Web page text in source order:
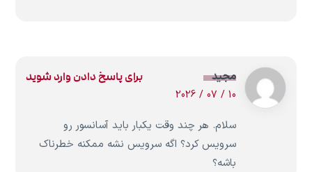
مجید
10 / 07 / 2026
سلام. هر چند وقت یکبار باید آسانسور رو
سرویس کرد؟ اگه سرویس نشه ممکنه خطرناک
باشه؟
برای پاسخ دادن وارد شوید